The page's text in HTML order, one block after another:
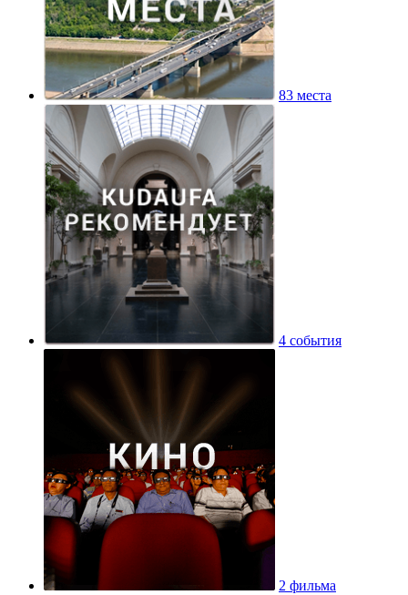
83 места
4 события
2 фильма